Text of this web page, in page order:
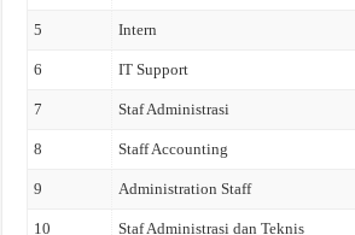
5 Intern
6 IT Support
7 Staf Administrasi
8 Staff Accounting
9 Administration Staff
10 Staf Administrasi dan Teknis